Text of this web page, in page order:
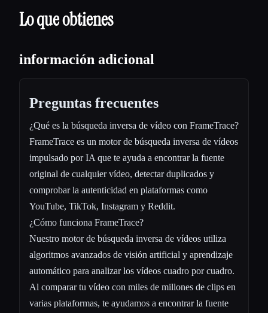
Lo que obtienes
información adicional
Preguntas frecuentes
¿Qué es la búsqueda inversa de vídeo con FrameTrace?
FrameTrace es un motor de búsqueda inversa de vídeos
impulsado por IA que te ayuda a encontrar la fuente
original de cualquier vídeo, detectar duplicados y
comprobar la autenticidad en plataformas como
YouTube, TikTok, Instagram y Reddit.
¿Cómo funciona FrameTrace?
Nuestro motor de búsqueda inversa de vídeos utiliza
algoritmos avanzados de visión artificial y aprendizaje
automático para analizar los vídeos cuadro por cuadro.
Al comparar tu vídeo con miles de millones de clips en
varias plataformas, te ayudamos a encontrar la fuente